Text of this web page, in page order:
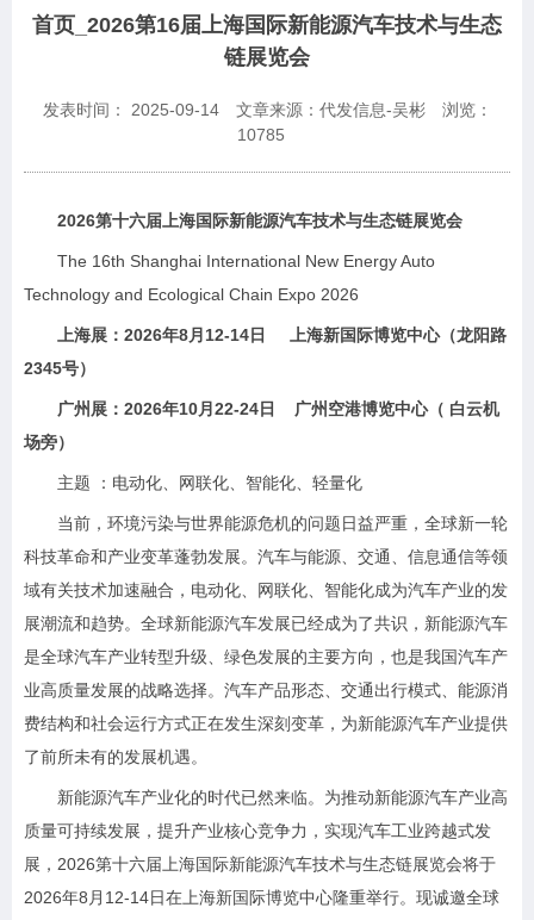
首页_2026第16届上海国际新能源汽车技术与生态
链展览会
发表时间： 2025-09-14 文章来源：代发信息-吴彬
浏览：
10785
2026第十六届上海国际新能源汽车技术与生态链展览会
The 16th Shanghai International New Energy Auto
Technology and Ecological Chain Expo 2026
上海展：2026年8月12-14日 上海新国际博览中心（龙阳路
2345号）
广州展：2026年10月22-24日 广州空港博览中心（ 白云机
场旁）
主题 ：电动化、网联化、智能化、轻量化
当前，环境污染与世界能源危机的问题日益严重，全球新一轮
科技革命和产业变革蓬勃发展。汽车与能源、交通、信息通信等领
域有关技术加速融合，电动化、网联化、智能化成为汽车产业的发
展潮流和趋势。全球新能源汽车发展已经成为了共识，新能源汽车
是全球汽车产业转型升级、绿色发展的主要方向，也是我国汽车产
业高质量发展的战略选择。汽车产品形态、交通出行模式、能源消
费结构和社会运行方式正在发生深刻变革，为新能源汽车产业提供
了前所未有的发展机遇。
新能源汽车产业化的时代已然来临。为推动新能源汽车产业高
质量可持续发展，提升产业核心竞争力，实现汽车工业跨越式发
展，2026第十六届上海国际新能源汽车技术与生态链展览会将于
2026年8月12-14日在上海新国际博览中心隆重举行。现诚邀全球